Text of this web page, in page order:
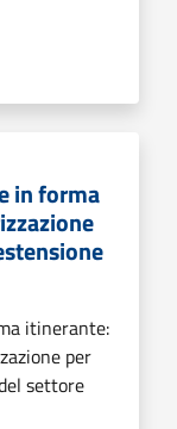
in forma
itinerante:
per
settore